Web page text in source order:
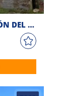
CASA EN ALQUILER, 4 DORMITORIOS, RINCÓN DEL INDIO